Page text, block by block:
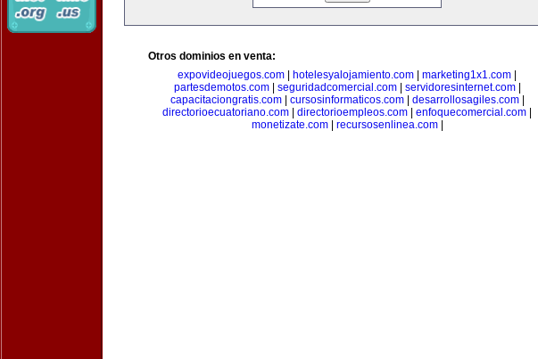
Otros dominios en venta:
expovideojuegos.com
hotelesyalojamiento.com marketing1x1.com
partesdemotos.com| seguridadcomercial.com| servidoresinternet.com|
capacitaciongratis.com| cursosinformaticos.com| desarrollosagiles.com|
directorioecuatoriano.com
directorioempleos.com enfoquecomercial.com
monetizate.com| recursosenlinea.com|